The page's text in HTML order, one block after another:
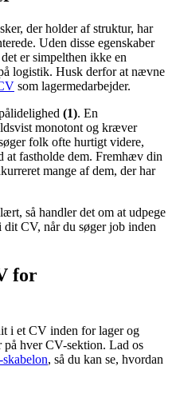
der holder af struktur, har
Uden disse egenskaber
er simpelthen ikke en
logistik. Husk derfor at nævne
som lagermedarbejder.
(1). En
monotont og kræver
folk ofte hurtigt videre,
at fastholde dem. Fremhæv din
mange af dem, der har
så handler det om at udpege
dit CV, når du søger job inden
for
i et CV inden for lager og
på hver CV-sektion. Lad os
, så du kan se, hvordan